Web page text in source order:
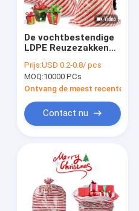
De vochtbestendige
LDPE Reuzezakken
met Markeringen
Prijs:USD 0.2-0.8/ pcs
MOQ:10000 PCs
Ontvang de meest recente
Contact nu